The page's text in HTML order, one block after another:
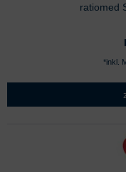
ratiomed
*inkl.